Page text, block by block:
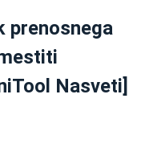
prenosnega
Nasveti]